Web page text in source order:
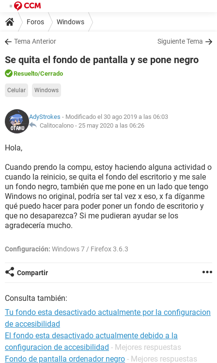
Foros Windows
Tema Anterior Siguiente Tema
Se quita el fondo de pantalla y se pone negro
Resuelto/Cerrado
Celular Windows
AdyStrokes - Modificado el 30 ago 2019 a las 06:03
Calitocalono - 25 may 2020 a las 06:26
Hola,
Cuando prendo la compu, estoy haciendo alguna actividad o
cuando la reinicio, se quita el fondo del escritorio y me sale
un fondo negro, también que me pone en un lado que tengo
Windows no original, podría ser tal vez x eso, x fa díganme
qué puedo hacer para poder poner un fondo de escritorio y
que no desaparezca? Si me pudieran ayudar se los
agradecería mucho.
Configuración: Windows 7 / Firefox 3.6.3
Compartir
Consulta también:
Tu fondo esta desactivado actualmente por la configuracion
de accesibilidad
El fondo esta desactivado actualmente debido a la
configuracion de accesibilidad - Mejores respuestas
Fondo de pantalla ordenador negro - Mejores respuestas